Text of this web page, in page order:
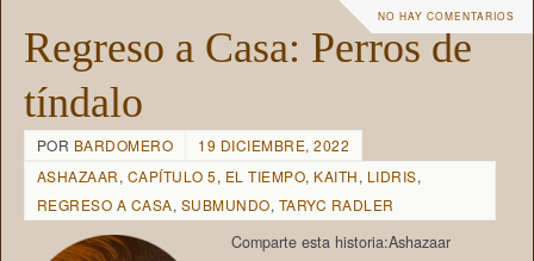
NO HAY COMENTARIOS
Regreso a Casa: Perros de
tíndalo
POR BARDOMERO
19 DICIEMBRE, 2022
ASHAZAAR, CAPÍTULO 5, EL TIEMPO, KAITH, LIDRIS,
REGRESO A CASA, SUBMUNDO, TARYC RADLER
Comparte esta historia:Ashazaar